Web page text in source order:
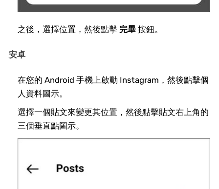
之後，選擇位置，然後點擊 完畢 按鈕。
安卓
在您的 Android 手機上啟動 Instagram，然後點擊個
人資料圖示。
選擇一個貼文來變更其位置，然後點擊貼文右上角的
三個垂直點圖示。